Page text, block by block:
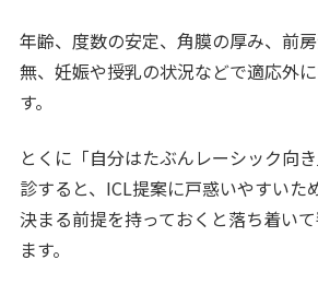
年齢、度数の安定、角膜の厚み、前
無、妊娠や授乳の状況などで適応外
す。
とくに「自分はたぶんレーシック向
診すると、ICL提案に戸惑いやすいた
決まる前提を持っておくと落ち着い
ます。